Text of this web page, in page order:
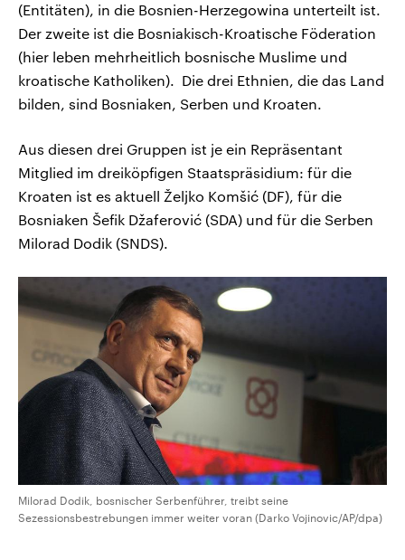
(Entitäten), in die Bosnien-Herzegowina unterteilt ist.
Der zweite ist die Bosniakisch-Kroatische Föderation
(hier leben mehrheitlich bosnische Muslime und
kroatische Katholiken). Die drei Ethnien, die das Land
bilden, sind Bosniaken, Serben und Kroaten.
Aus diesen drei Gruppen ist je ein Repräsentant
Mitglied im dreiköpfigen Staatspräsidium: für die
Kroaten ist es aktuell Željko Komšić (DF), für die
Bosniaken Šefik Džaferović (SDA) und für die Serben
Milorad Dodik (SNDS).
Milorad Dodik, bosnischer Serbenführer, treibt seine
Sezessionsbestrebungen immer weiter voran (Darko Vojinovic/AP/dpa)